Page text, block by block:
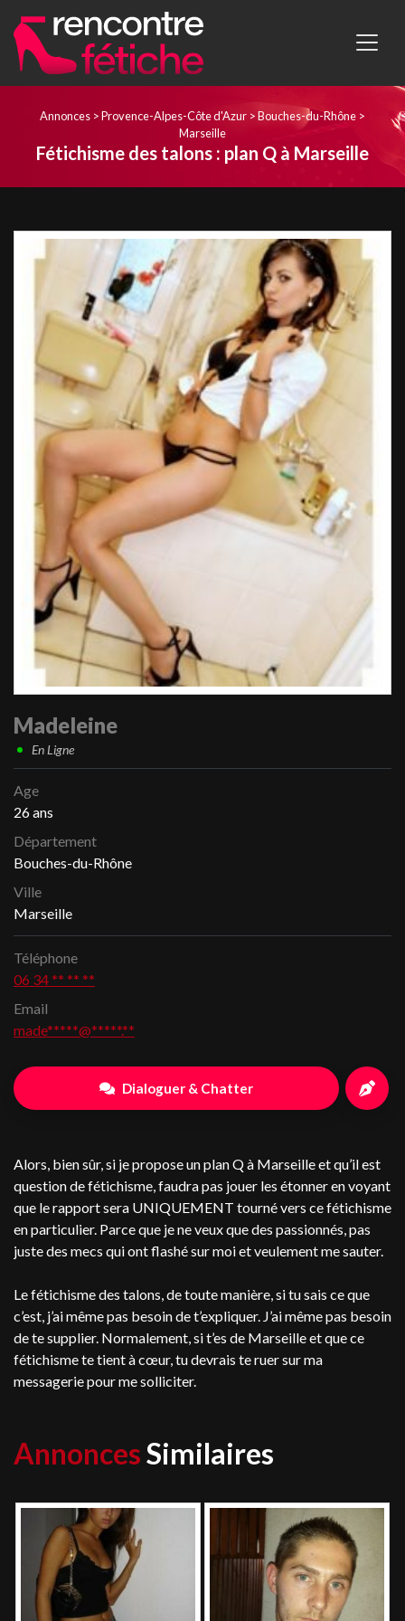
Annonces >Provence-Alpes-Côte d'Azur >Bouches-du-Rhône >
Marseille
Fétichisme des talons : plan Q à Marseille
Madeleine
En Ligne
Age
26 ans
Département
Bouches-du-Rhône
Ville
Marseille
Téléphone
06 34 ** ** **
Email
made*****@*****.**
Dialoguer & Chatter
Alors, bien sûr, si je propose un plan Q à Marseille et qu’il est
question de fétichisme, faudra pas jouer les étonner en voyant
que le rapport sera UNIQUEMENT tourné vers ce fétichisme
en particulier. Parce que je ne veux que des passionnés, pas
juste des mecs qui ont flashé sur moi et veulement me sauter.
Le fétichisme des talons, de toute manière, si tu sais ce que
c’est, j’ai même pas besoin de t’expliquer. J’ai même pas besoin
de te supplier. Normalement, si t’es de Marseille et que ce
fétichisme te tient à cœur, tu devrais te ruer sur ma
messagerie pour me solliciter.
AnnoncesSimilaires